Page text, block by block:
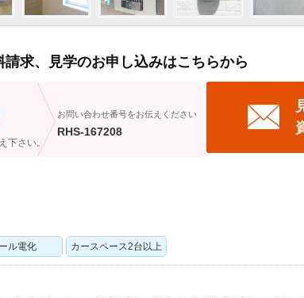
求、見学のお申し込みはこちらから
下さい。
お問い合わせ番号をお伝えください
RHS-167208
ル電化 カースペース2台以上